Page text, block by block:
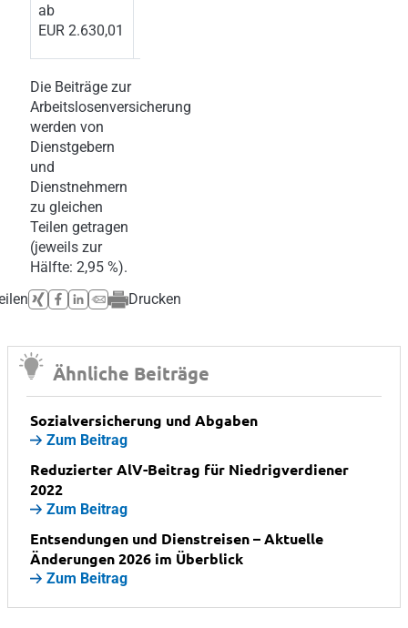
ab
EUR 2.630,01
Die Beiträge zur
Arbeitslosenversicherung
werden von
Dienstgebern
und
Dienstnehmern
zu gleichen
Teilen getragen
(jeweils zur
Hälfte: 2,95 %).
Drucken
Ähnliche Beiträge
Sozialversicherung und Abgaben
Zum Beitrag
Reduzierter AlV-Beitrag für Niedrigverdiener
2022
Zum Beitrag
Entsendungen und Dienstreisen – Aktuelle
Änderungen 2026 im Überblick
Zum Beitrag